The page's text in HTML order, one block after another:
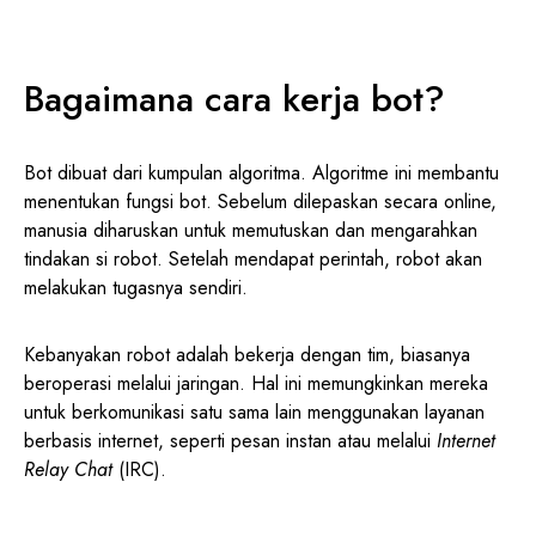
Bagaimana cara kerja bot?
Bot dibuat dari kumpulan algoritma. Algoritme ini membantu
menentukan fungsi bot. Sebelum dilepaskan secara online,
manusia diharuskan untuk memutuskan dan mengarahkan
tindakan si robot. Setelah mendapat perintah, robot akan
melakukan tugasnya sendiri.
Kebanyakan robot adalah bekerja dengan tim, biasanya
beroperasi melalui jaringan. Hal ini memungkinkan mereka
untuk berkomunikasi satu sama lain menggunakan layanan
berbasis internet, seperti pesan instan atau melalui Internet
Relay Chat(IRC).